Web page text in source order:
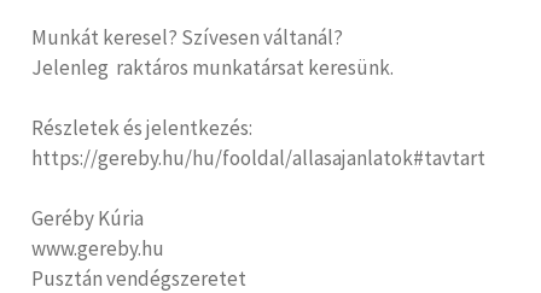
Munkát keresel? Szívesen váltanál?
Jelenleg raktáros munkatársat keresünk.
Részletek és jelentkezés:
https://gereby.hu/hu/fooldal/allasajanlatok#tavtart
Geréby Kúria
www.gereby.hu
Pusztán vendégszeretet